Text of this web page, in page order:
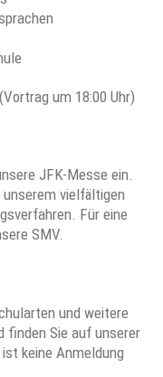
um 18:00 Uhr)
JFK-Messe ein.
vielfältigen
Für eine
SMV.
und weitere
finden Sie auf unserer
keine Anmeldung